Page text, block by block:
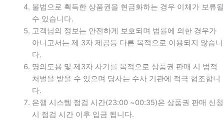
불법으로 획득한 상품권을 현금화하는 경우 이체가 보류될
수 있습니다.
고객님의 정보는 안전하게 보호되며 법률에 의한 경우가
아니고서는 제 3자 제공등 다른 목적으로 이용되지 않습니
다.
명의도용 및 제3자 사기를 목적으로 상품권 판매 시 법적
처벌을 받을 수 있으며 당사는 수사 기관에 적극 협조합니
다.
은행 시스템 점검 시간(23:00 ~00:35)은 상품권 판매 신청
시 점검 시간 이후 입금 됩니다.